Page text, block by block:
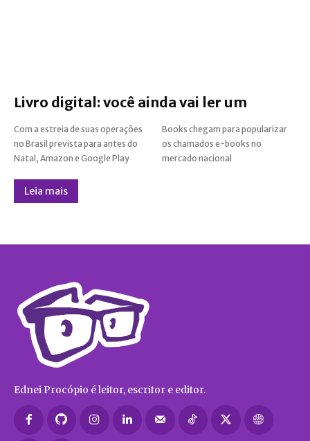
Livro digital: você ainda vai ler um
Com a estreia de suas operações
no Brasil prevista para antes do
Natal, Amazon e Google Play
Books chegam para popularizar
os chamados e-books no
mercado nacional
Leia mais
Ednei Procópio é leitor, escritor e editor.